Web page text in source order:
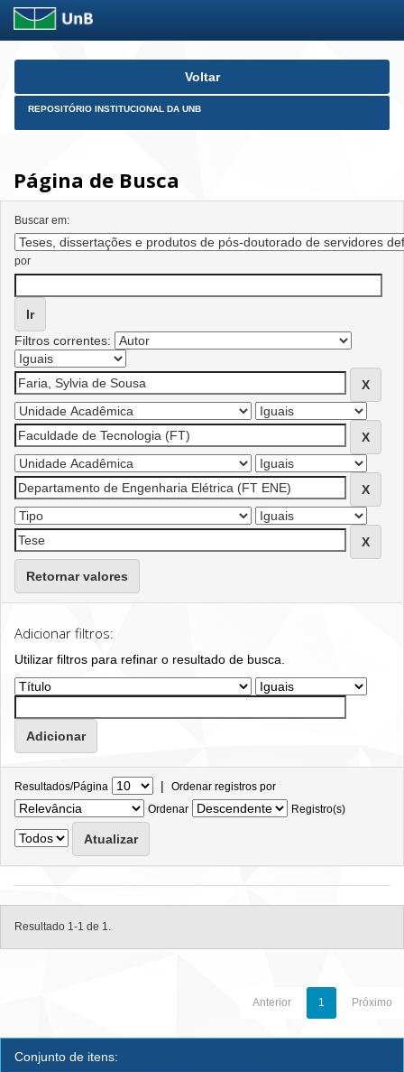
Skip
Voltar
REPOSITÓRIO INSTITUCIONAL DA UNB
Página de Busca
Buscar em:
por
Filtros correntes:
Retornar valores
Adicionar filtros:
Utilizar filtros para refinar o resultado de busca.
Resultados/Página | Ordenar registros por
Ordenar
Registro(s)
Resultado 1-1 de 1.
Anterior 1 Próximo
Conjunto de itens: